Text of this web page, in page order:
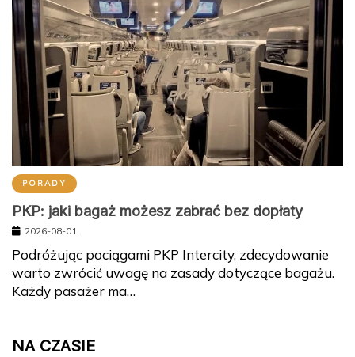
PORADY
PKP: jaki bagaż możesz zabrać bez dopłaty
2026-08-01
Podróżując pociągami PKP Intercity, zdecydowanie
warto zwrócić uwagę na zasady dotyczące bagażu.
Każdy pasażer ma…
NA CZASIE